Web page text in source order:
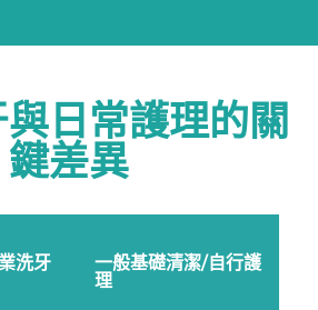
日常護理的關
鍵差異
洗牙
一般基礎清潔/自行護
理